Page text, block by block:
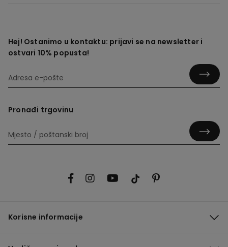
Hej! Ostanimo u kontaktu: prijavi se na newsletter i
ostvari 10% popusta!
Pronađi trgovinu
Korisne informacije